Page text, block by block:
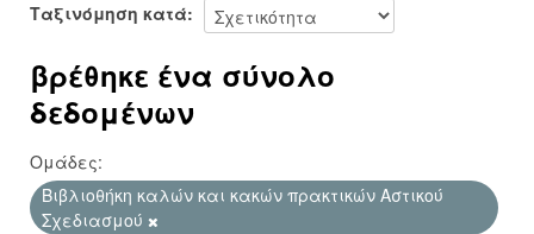
Ταξινόμηση κατά
βρέθηκε ένα σύνολο
δεδομένων
Ομάδες:
Βιβλιοθήκη καλών και κακών πρακτικών Αστικού
Σχεδιασμού